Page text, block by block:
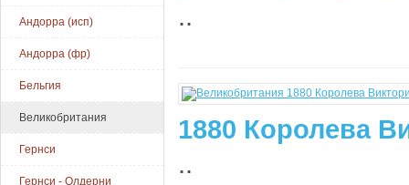
Андорра (исп)
Андорра (фр)
Бельгия
Великобритания
Гернси
Гернси - Олдерни
..
1880 Королева
..